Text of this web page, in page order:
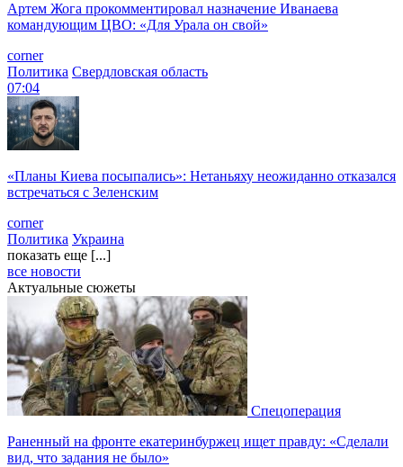
Артем Жога прокомментировал назначение Иванаева
командующим ЦВО: «Для Урала он свой»
corner
Политика Свердловская область
07:04
«Планы Киева посыпались»: Нетаньяху неожиданно отказался
встречаться с Зеленским
corner
Политика Украина
показать еще [...]
все новости
Актуальные сюжеты
Спецоперация
Раненный на фронте екатеринбуржец ищет правду: «Сделали
вид, что задания не было»